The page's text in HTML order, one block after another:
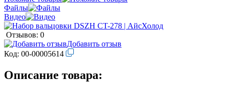
Файлы
Видео
Отзывов: 0
Добавить отзыв
Код: 00-00005614
Описание товара: